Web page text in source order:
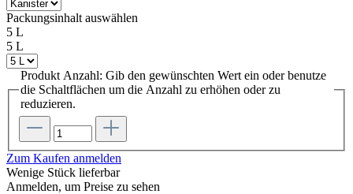
Packungsinhalt auswählen
5 L
5 L
Produkt Anzahl: Gib den gewünschten Wert ein oder benutze
die Schaltflächen um die Anzahl zu erhöhen oder zu
reduzieren.
Zum Kaufen anmelden
Wenige Stück lieferbar
Anmelden, um Preise zu sehen